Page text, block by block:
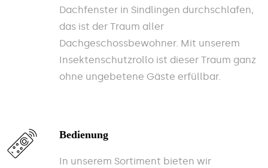
Dachfenster in Sindlingen durchschlafen,
das ist der Traum aller
Dachgeschossbewohner. Mit unserem
Insektenschutzrollo ist dieser Traum ganz
ohne ungebetene Gäste erfüllbar.
Bedienung
In unserem Sortiment bieten wir